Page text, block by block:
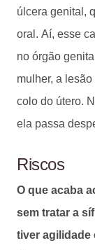
úlcera genital,
oral. Aí, esse
no órgão
mulher, a
colo do útero.
ela passa
Riscos
O que acaba
sem tratar a
tiver agilidade